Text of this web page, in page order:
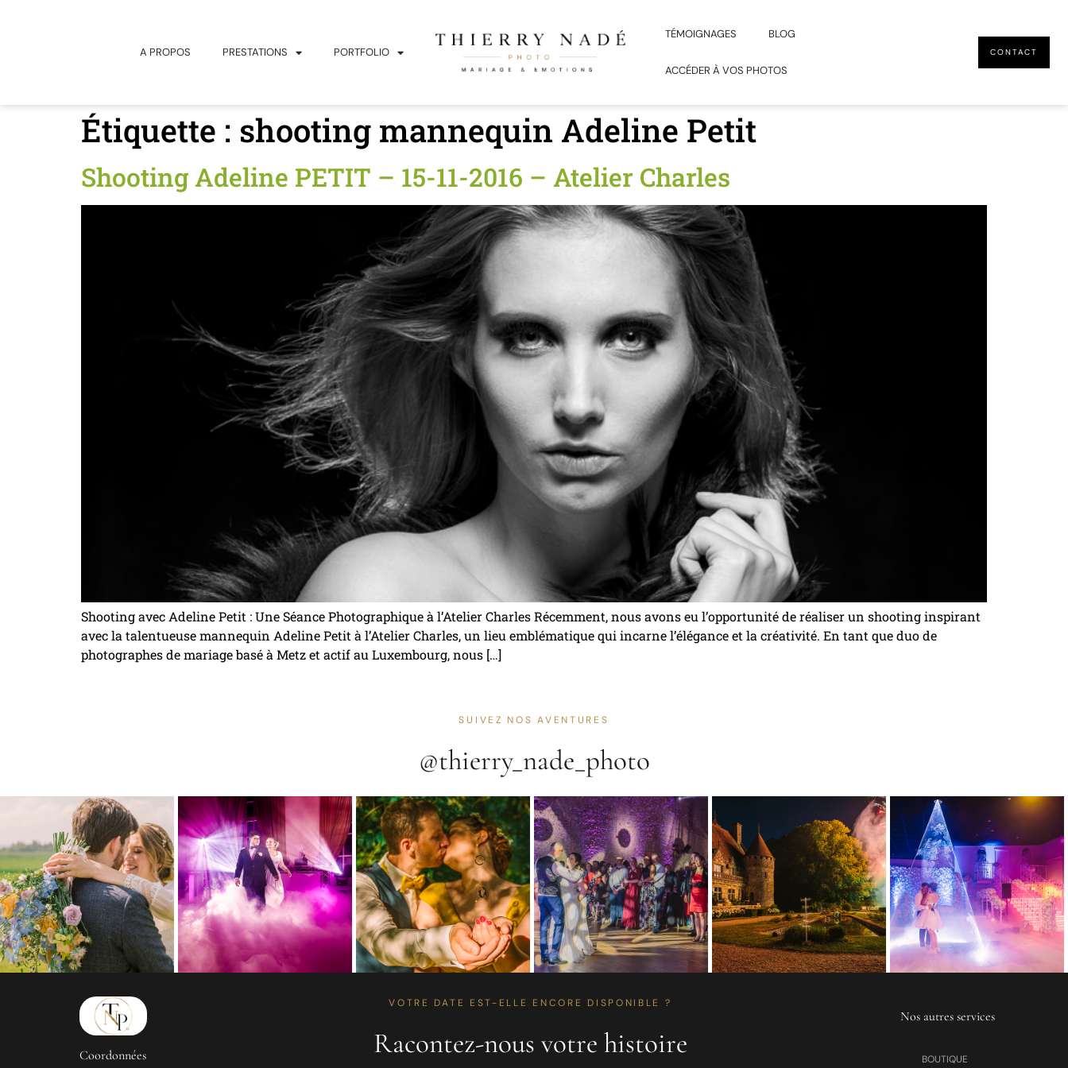
A PROPOS PRESTATIONS PORTFOLIO
TÉMOIGNAGES BLOG
ACCÉDER À VOS PHOTOS
CONTACT
Étiquette : shooting mannequin Adeline Petit
Shooting Adeline PETIT – 15-11-2016 – Atelier Charles
Shooting avec Adeline Petit : Une Séance Photographique à l’Atelier Charles Récemment, nous avons eu l’opportunité de réaliser un shooting inspirant
avec la talentueuse mannequin Adeline Petit à l’Atelier Charles, un lieu emblématique qui incarne l’élégance et la créativité. En tant que duo de
photographes de mariage basé à Metz et actif au Luxembourg, nous […]
SUIVEZ NOS AVENTURES
@thierry_nade_photo
Coordonnées
VOTRE DATE EST-ELLE ENCORE DISPONIBLE ?
Racontez-nous votre histoire
Nos autres services
BOUTIQUE